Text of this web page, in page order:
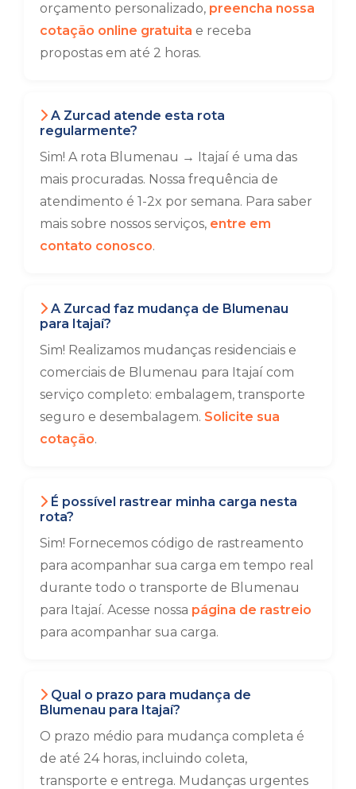
orçamento personalizado, preencha nossa
cotação online gratuita e receba
propostas em até 2 horas.
A Zurcad atende esta rota
regularmente?
Sim! A rota Blumenau → Itajaí é uma das
mais procuradas. Nossa frequência de
atendimento é 1-2x por semana. Para saber
mais sobre nossos serviços, entre em
contato conosco.
A Zurcad faz mudança de Blumenau
para Itajaí?
Sim! Realizamos mudanças residenciais e
comerciais de Blumenau para Itajaí com
serviço completo: embalagem, transporte
seguro e desembalagem. Solicite sua
cotação.
É possível rastrear minha carga nesta
rota?
Sim! Fornecemos código de rastreamento
para acompanhar sua carga em tempo real
durante todo o transporte de Blumenau
para Itajaí. Acesse nossa página de rastreio
para acompanhar sua carga.
Qual o prazo para mudança de
Blumenau para Itajaí?
O prazo médio para mudança completa é
de até 24 horas, incluindo coleta,
transporte e entrega. Mudanças urgentes